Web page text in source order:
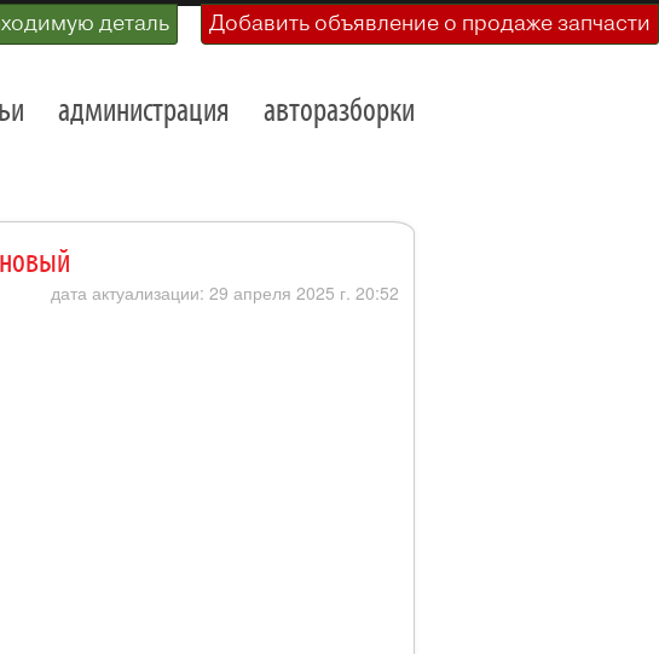
деталь Добавить объявление о продаже запчасти
администрация авторазборки
дата актуализации: 29 апреля 2025 г. 20:52